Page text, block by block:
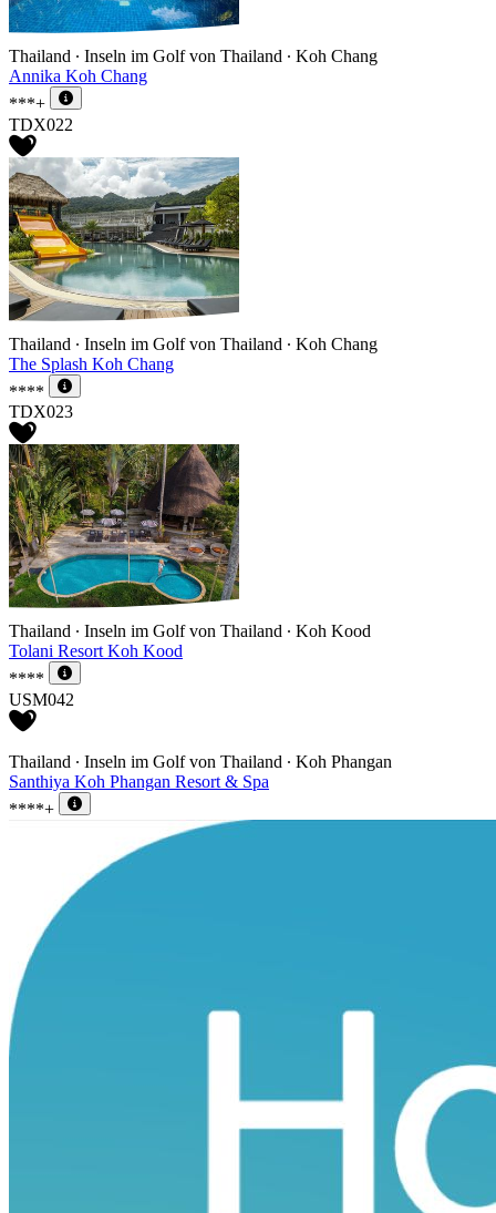
Thailand ∙ Inseln im Golf von Thailand ∙ Koh Chang
Annika Koh Chang
***+
TDX022
Thailand ∙ Inseln im Golf von Thailand ∙ Koh Chang
The Splash Koh Chang
****
TDX023
Thailand ∙ Inseln im Golf von Thailand ∙ Koh Kood
Tolani Resort Koh Kood
****
USM042
Thailand ∙ Inseln im Golf von Thailand ∙ Koh Phangan
Santhiya Koh Phangan Resort & Spa
****+